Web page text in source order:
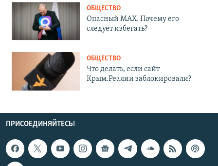
ОБЩЕСТВО
Опасный MAX. Почему его
следует избегать?
ОБЩЕСТВО
Что делать, если сайт
Крым.Реалии заблокировали?
ПРИСОЕДИНЯЙТЕСЬ!